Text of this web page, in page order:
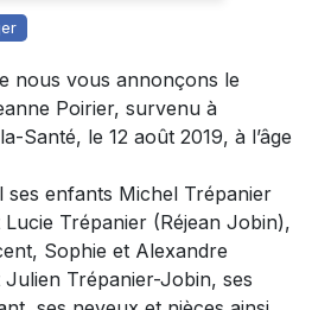
nous vous annonçons le
Poirier, survenu à
Santé, le 12 août 2019, à l’âge
ses enfants Michel Trépanier
Trépanier (Réjean Jobin),
Sophie et Alexandre
Trépanier-Jobin, ses